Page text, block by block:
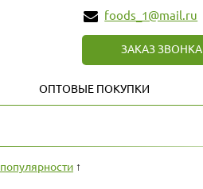
foods_1@mail.ru
ЗАКАЗ ЗВОНКА
ОПТОВЫЕ ПОКУПКИ
популярности